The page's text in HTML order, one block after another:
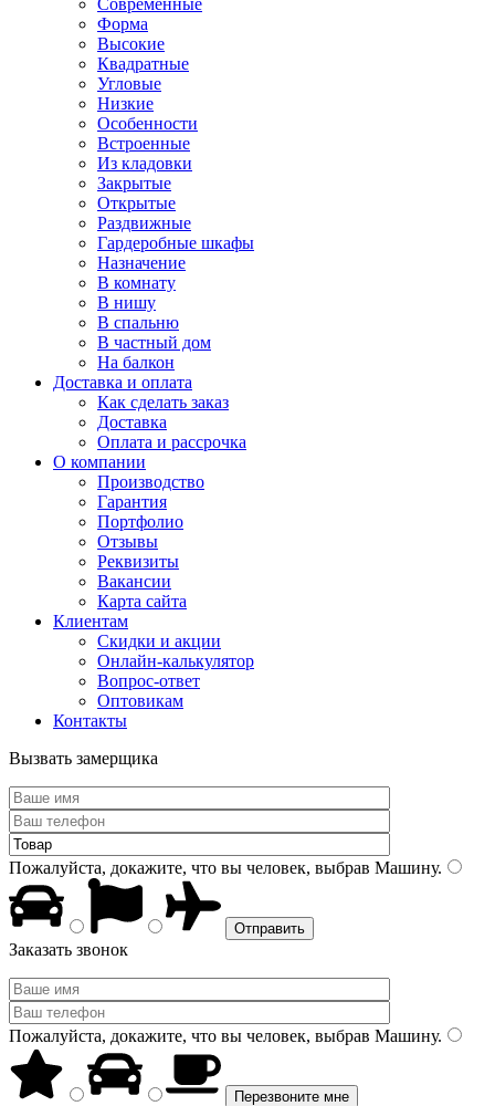
Современные
Форма
Высокие
Квадратные
Угловые
Низкие
Особенности
Встроенные
Из кладовки
Закрытые
Открытые
Раздвижные
Гардеробные шкафы
Назначение
В комнату
В нишу
В спальню
В частный дом
На балкон
Доставка и оплата
Как сделать заказ
Доставка
Оплата и рассрочка
О компании
Производство
Гарантия
Портфолио
Отзывы
Реквизиты
Вакансии
Карта сайта
Клиентам
Скидки и акции
Онлайн-калькулятор
Вопрос-ответ
Оптовикам
Контакты
Вызвать замерщика
Пожалуйста, докажите, что вы человек, выбрав Машину.
Заказать звонок
Пожалуйста, докажите, что вы человек, выбрав Машину.